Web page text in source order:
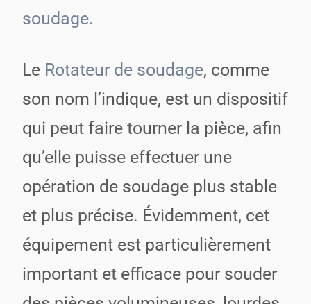
soudage.
Le Rotateur de soudage, comme
son nom l’indique, est un dispositif
qui peut faire tourner la pièce, afin
qu’elle puisse effectuer une
opération de soudage plus stable
et plus précise. Évidemment, cet
équipement est particulièrement
important et efficace pour souder